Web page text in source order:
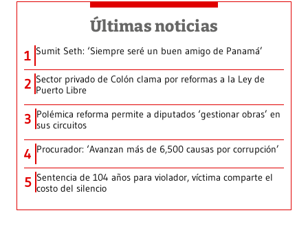
Últimas noticias
1 Sumit Seth: ‘Siempre seré un buen amigo de Panamá’
2 Sector privado de Colón clama por reformas a la Ley de
Puerto Libre
3 Polémica reforma permite a diputados ‘gestionar obras’ en
sus circuitos
4 Procurador: ‘Avanzan más de 6,500 causas por corrupción’
5 Sentencia de 104 años para violador, víctima comparte el
costo del silencio